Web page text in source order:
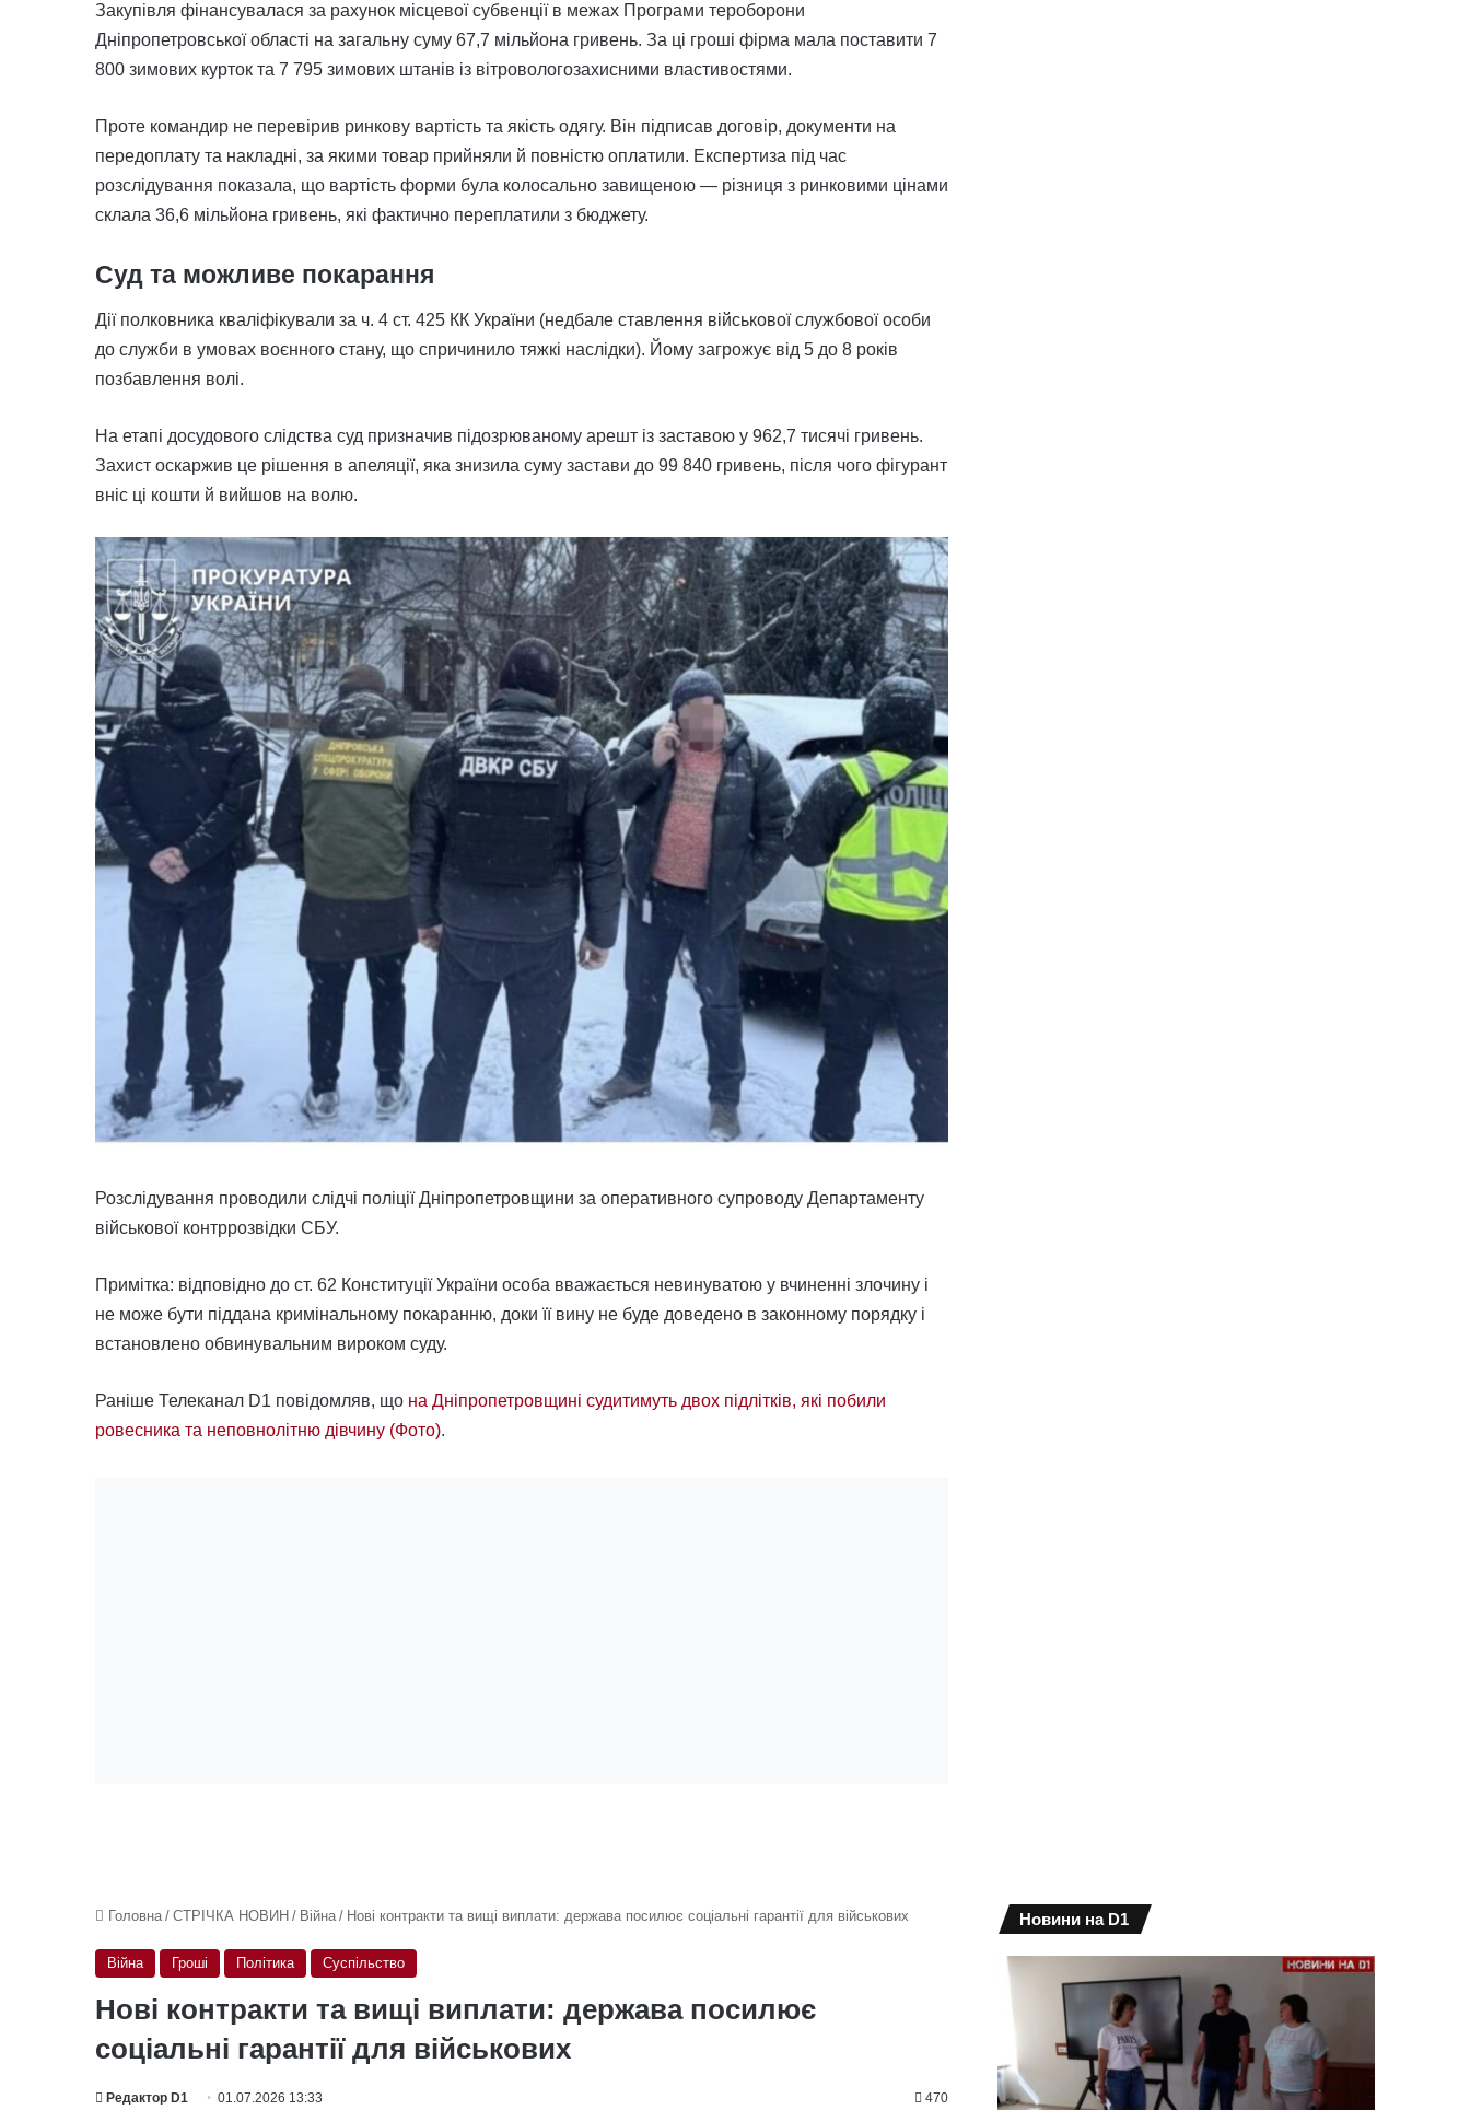
Закупівля фінансувалася за рахунок місцевої субвенції в межах Програми тероборони
Дніпропетровської області на загальну суму 67,7 мільйона гривень. За ці гроші фірма мала поставити 7
800 зимових курток та 7 795 зимових штанів із вітровологозахисними властивостями.
Проте командир не перевірив ринкову вартість та якість одягу. Він підписав договір, документи на
передоплату та накладні, за якими товар прийняли й повністю оплатили. Експертиза під час
розслідування показала, що вартість форми була колосально завищеною — різниця з ринковими цінами
склала 36,6 мільйона гривень, які фактично переплатили з бюджету.
Суд та можливе покарання
Дії полковника кваліфікували за ч. 4 ст. 425 КК України (недбале ставлення військової службової особи
до служби в умовах воєнного стану, що спричинило тяжкі наслідки). Йому загрожує від 5 до 8 років
позбавлення волі.
На етапі досудового слідства суд призначив підозрюваному арешт із заставою у 962,7 тисячі гривень.
Захист оскаржив це рішення в апеляції, яка знизила суму застави до 99 840 гривень, після чого фігурант
вніс ці кошти й вийшов на волю.
Розслідування проводили слідчі поліції Дніпропетровщини за оперативного супроводу Департаменту
військової контррозвідки СБУ.
Примітка: відповідно до ст. 62 Конституції України особа вважається невинуватою у вчиненні злочину і
не може бути піддана кримінальному покаранню, доки її вину не буде доведено в законному порядку і
встановлено обвинувальним вироком суду.
Раніше Телеканал D1 повідомляв, що на Дніпропетровщині судитимуть двох підлітків, які побили
ровесника та неповнолітню дівчину (Фото).